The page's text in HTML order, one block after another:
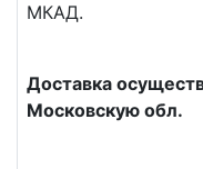
МКАД.
Доставка
Московскую обл.